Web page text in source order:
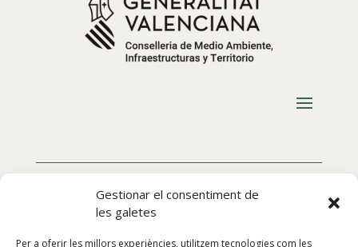
Gestionar el consentiment de
les galetes
Per a oferir les millors experiències, utilitzem tecnologies com les